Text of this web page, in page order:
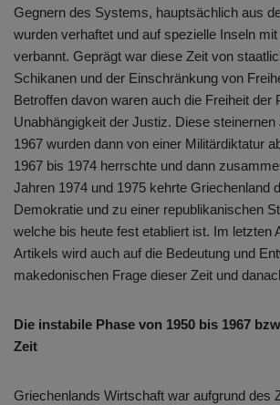
Gegnern des Systems, hauptsächlich aus
wurden verhaftet und auf spezielle Inseln
verbannt. Geprägt war diese Zeit von
Schikanen und der Einschränkung von
Betroffen davon waren auch die Freiheit der
Unabhängigkeit der Justiz. Diese
1967 wurden dann von einer Militärdiktatur
1967 bis 1974 herrschte und dann
Jahren 1974 und 1975 kehrte Griechenland
Demokratie und zu einer republikanischen
welche bis heute fest etabliert ist. Im letzten
Artikels wird auch auf die Bedeutung und
makedonischen Frage dieser Zeit und
Die instabile Phase von 1950 bis 1967
Zeit
Griechenlands Wirtschaft war aufgrund des